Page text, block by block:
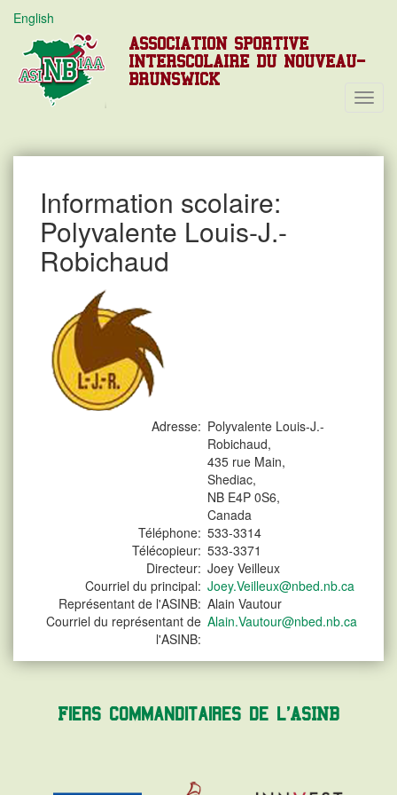
English
ASSOCIATION SPORTIVE
INTERSCOLAIRE DU NOUVEAU-
BRUNSWICK
Information scolaire:
Polyvalente Louis-J.-
Robichaud
Adresse: Polyvalente Louis-J.-
Robichaud,
435 rue Main,
Shediac,
NB E4P 0S6,
Canada
Téléphone: 533-3314
Télécopieur: 533-3371
Directeur: Joey Veilleux
Courriel du principal: Joey.Veilleux@nbed.nb.ca
Représentant de l'ASINB: Alain Vautour
Courriel du représentant de
l'ASINB:
Alain.Vautour@nbed.nb.ca
Fiers commanditaires de l'ASINB